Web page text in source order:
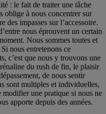
: le fait de traiter une tâche
oblige à nous concentrer sur
des impasses sur l’accessoire.
nous éprouvent un certain
Nous sommes toutes et
nous entretenons ce
c’est que nous y trouvons une
du rush de fin, le plaisir
de nous sentir
sont multiples et individuelles,
une pratique si nous ne
apporte depuis des années.